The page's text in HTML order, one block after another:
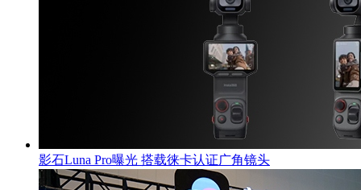
影石Luna Pro曝光 搭载徕卡认证广角镜头